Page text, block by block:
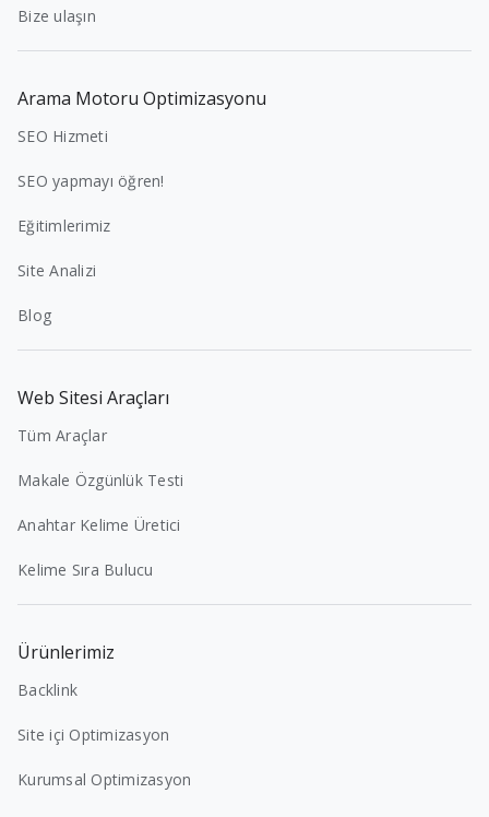
Bize ulaşın
Arama Motoru Optimizasyonu
SEO Hizmeti
SEO yapmayı öğren!
Eğitimlerimiz
Site Analizi
Blog
Web Sitesi Araçları
Tüm Araçlar
Makale Özgünlük Testi
Anahtar Kelime Üretici
Kelime Sıra Bulucu
Ürünlerimiz
Backlink
Site içi Optimizasyon
Kurumsal Optimizasyon